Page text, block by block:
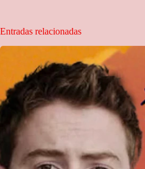
Entradas relacionadas